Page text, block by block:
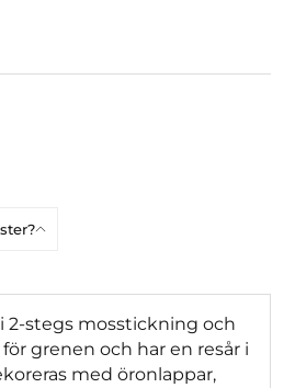
2-stegs mosstickning och
grenen och har en resår i
med öronlappar,